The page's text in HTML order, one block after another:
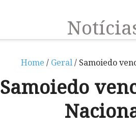
Home / Geral/ Samoiedo
Samoiedo